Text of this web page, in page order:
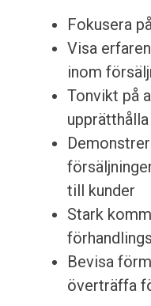
Fokusera
Visa
inom
Tonvikt på
till kunder
Stark
Bevisa
överträffa